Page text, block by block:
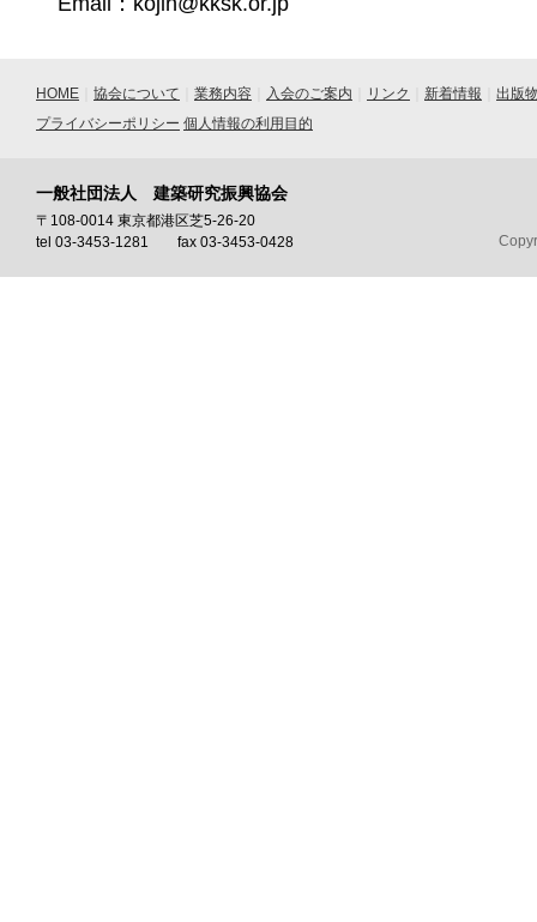
HOME 協会について 業務内容 入会のご案内 リンク 新着情報
出版
プライバシーポリシー 個人情報の利用目的
一般社団法人 建築研究振興協会
〒108-0014 東京都港区芝5-26-20
tel 03-3453-1281 fax 03-3453-0428